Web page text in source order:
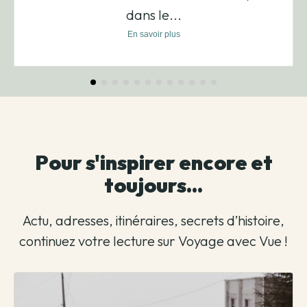
dans le...
En savoir plus
Pour s'inspirer encore et
toujours...
Actu, adresses, itinéraires, secrets d’histoire,
continuez votre lecture sur Voyage avec Vue !